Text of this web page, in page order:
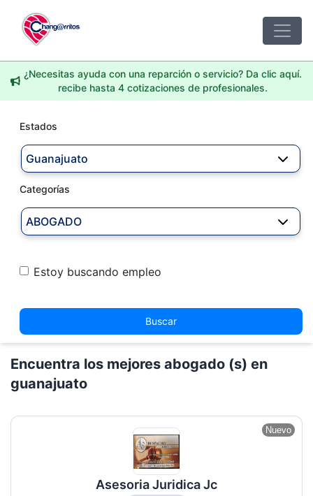
¿Necesitas ayuda con una reparción o servicio? Da clic aquí.
recibe hasta 4 cotizaciones de profesionales.
Estados
Guanajuato
Categorías
ABOGADO
Estoy buscando empleo
Buscar
Encuentra los mejores abogado (s) en
guanajuato
Nuevo
Asesoria Juridica Jc